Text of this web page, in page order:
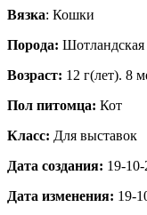
Вязка: Кошки
Порода: Шотландская
Возраст: 12 г(лет). 8
Пол питомца: Кот
Класс: Для выставок
Дата создания: 19-10-
Дата изменения: 19-